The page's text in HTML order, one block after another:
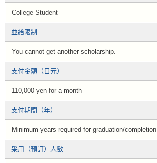
College Student
並給限制
You cannot get another scholarship.
支付金額（日元）
110,000 yen for a month
支付期間（年）
Minimum years required for graduation/completion
采用（預訂）人數